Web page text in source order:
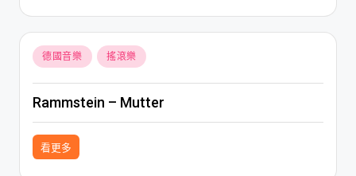
Posted
in
德國音樂 搖滾樂
Rammstein – Mutter
看更多